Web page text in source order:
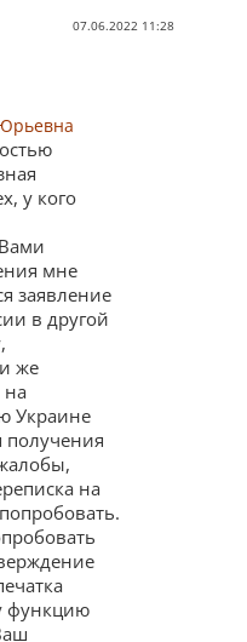
07.06.2022 11:28
у кого
мне
заявление
в другой
же
на
Украине
получения
на
функцию